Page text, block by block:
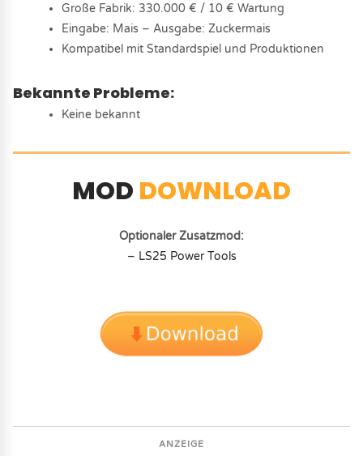
Große Fabrik: 330.000 € / 10 € Wartung
Eingabe: Mais – Ausgabe: Zuckermais
Kompatibel mit Standardspiel und Produktionen
Bekannte Probleme:
Keine bekannt
MOD DOWNLOAD
Optionaler Zusatzmod:
– LS25 Power Tools
ANZEIGE